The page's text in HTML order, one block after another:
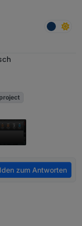
zum Antworten